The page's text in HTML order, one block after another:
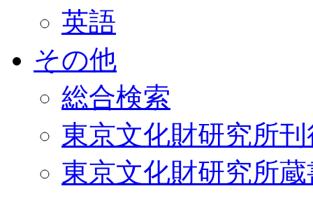
英語
その他
総合検索
東京文化財研究所
東京文化財研究所